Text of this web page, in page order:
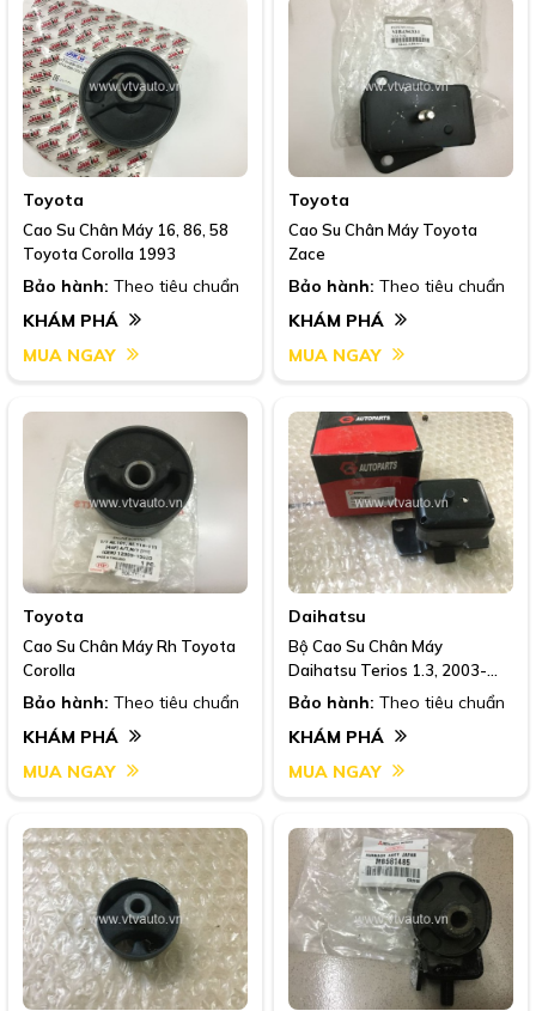
Toyota
Cao Su Chân Máy 16, 86, 58
Toyota Corolla 1993
Bảo hành: Theo tiêu chuẩn
KHÁM PHÁ
MUA NGAY
Toyota
Cao Su Chân Máy Toyota
Zace
Bảo hành: Theo tiêu chuẩn
KHÁM PHÁ
MUA NGAY
Toyota
Cao Su Chân Máy Rh Toyota
Corolla
Bảo hành: Theo tiêu chuẩn
KHÁM PHÁ
MUA NGAY
Daihatsu
Bộ Cao Su Chân Máy
Daihatsu Terios 1.3, 2003-
2007
Bảo hành: Theo tiêu chuẩn
KHÁM PHÁ
MUA NGAY